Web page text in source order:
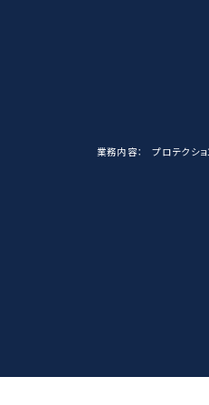
業務内容： プロテクショ